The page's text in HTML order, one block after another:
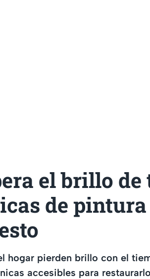
el brillo de
de
hogar pierden brillo con el
accesibles para